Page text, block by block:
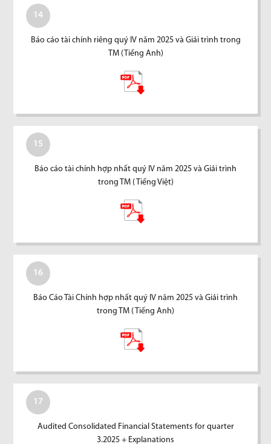
14
Báo cáo tài chính riêng quý IV năm 2025 và Giải trình trong
TM (Tiếng Anh)
15
Báo cáo tài chính hợp nhất quý IV năm 2025 và Giải trình
trong TM ( Tiếng Việt)
16
Báo Cáo Tài Chính hợp nhất quý IV năm 2025 và Giải trình
trong TM ( Tiếng Anh)
17
Audited Consolidated Financial Statements for quarter
3.2025 + Explanations